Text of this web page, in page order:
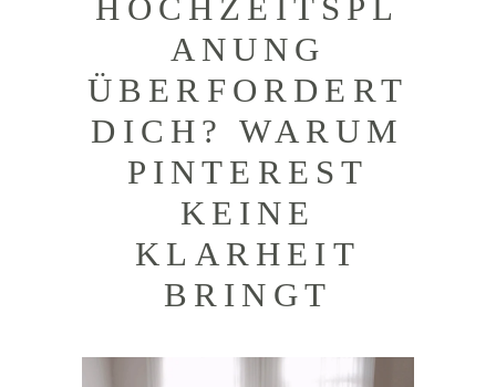
HOCHZEITSPL
ANUNG
ÜBERFORDERT
DICH? WARUM
PINTEREST
KEINE
KLARHEIT
BRINGT